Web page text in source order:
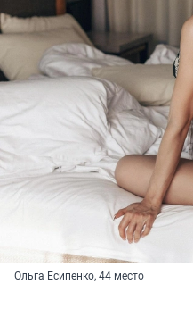
Ольга Есипенко, 44 место